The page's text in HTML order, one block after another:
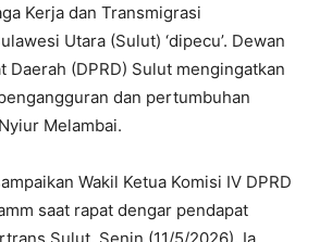
Kerja dan Transmigrasi
Utara (Sulut) ‘dipecu’. Dewan
Daerah (DPRD) Sulut mengingatkan
dan pertumbuhan
Melambai.
Wakil Ketua Komisi IV DPRD
saat rapat dengar pendapat